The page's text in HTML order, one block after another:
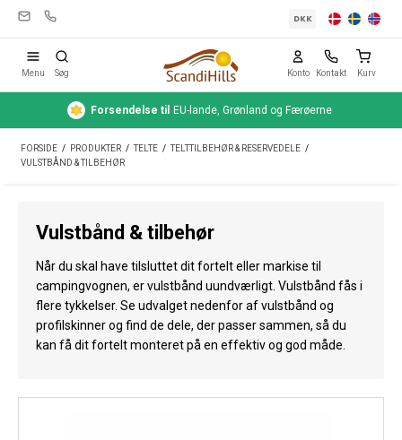
Campingudstyr
Telte
Rengøring & pleje
Rejseudstyr
Bil & trailer
Gas
DKK
Menu Søg Konto Kontakt Kurv
Forsendelse til EU-lande, Grønland og Færøerne
FORSIDE / PRODUKTER / TELTE / TELTTILBEHØR & RESERVEDELE /
VULSTBÅND & TILBEHØR
Vulstbånd & tilbehør
Når du skal have tilsluttet dit fortelt eller markise til
campingvognen, er vulstbånd uundværligt. Vulstbånd fås i
flere tykkelser. Se udvalget nedenfor af vulstbånd og
profilskinner og find de dele, der passer sammen, så du
kan få dit fortelt monteret på en effektiv og god måde.